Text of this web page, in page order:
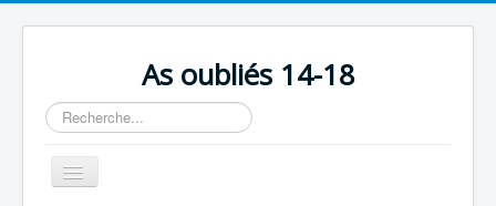
As oubliés 14-18
Rechercher
Basculer
la